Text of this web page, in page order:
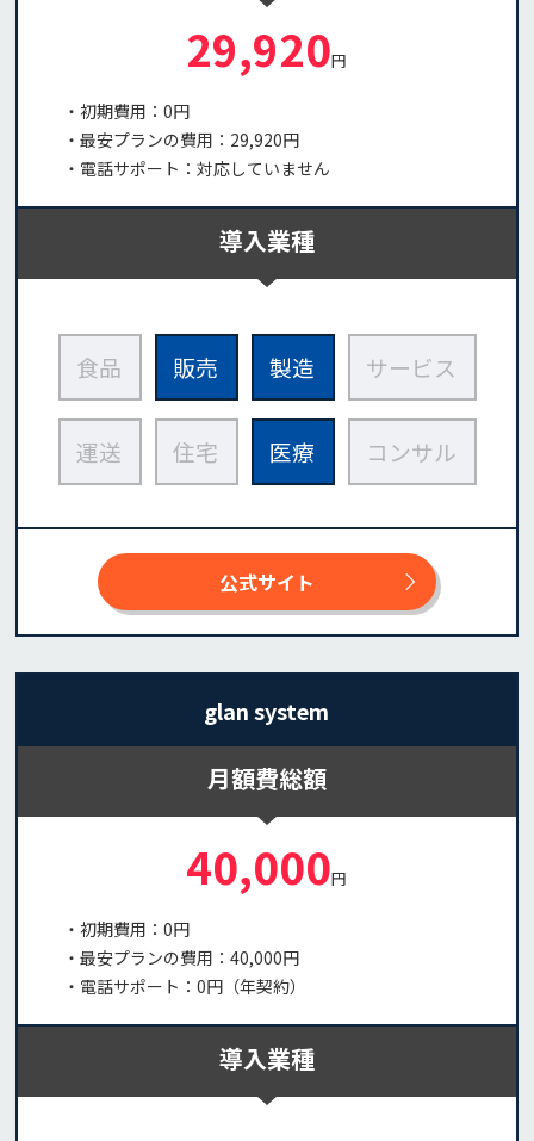
29,920円
・初期費用：0円
・最安プランの費用：29,920円
・電話サポート：対応していません
導入業種
食品 販売 製造 サービス
運送 住宅 医療 コンサル
公式サイト
glan system
月額費総額
40,000円
・初期費用：0円
・最安プランの費用：40,000円
・電話サポート：0円（年契約）
導入業種